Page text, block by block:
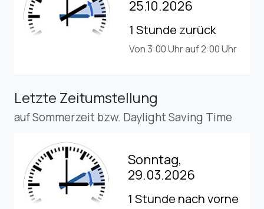
25.10.2026
1 Stunde zurück
Von 3:00 Uhr auf 2:00 Uhr
Letzte Zeitumstellung
auf Sommerzeit bzw. Daylight Saving Time
Sonntag,
29.03.2026
1 Stunde nach vorne